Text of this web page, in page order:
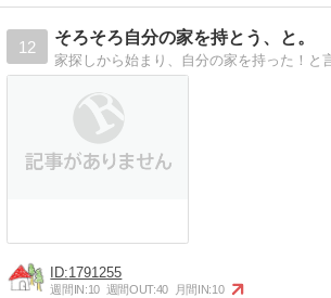
12
そろそろ自分の家を持とう、と。
1791255
週間IN:10 週間OUT:40 月間IN:10